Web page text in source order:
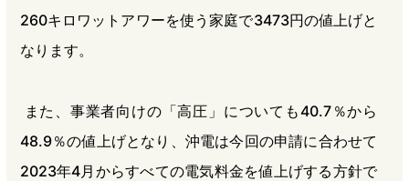
260キロワットアワーを使う家庭で3473円の値上げと
なります。
また、事業者向けの「高圧」についても40.7％から
48.9％の値上げとなり、沖電は今回の申請に合わせて
2023年4月からすべての電気料金を値上げする方針で